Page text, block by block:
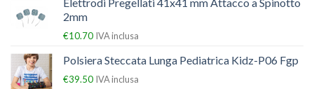
2mm
€10.70 IVA inclusa
Polsiera Steccata Lunga Pediatrica Kidz-P06 Fgp
€39.50 IVA inclusa